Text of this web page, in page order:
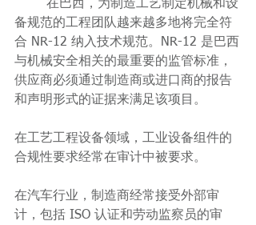
备规范的工程团队越来越多地将完全符
合 NR-12 纳入技术规范。NR-12 是巴西
与机械安全相关的最重要的监管标准，
供应商必须通过制造商或进口商的报告
和声明形式的证据来满足该项目。
在工艺工程设备领域，工业设备组件的
合规性要求经常在审计中被要求。
在汽车行业，制造商经常接受外部审
计，包括 ISO 认证和劳动监察员的审